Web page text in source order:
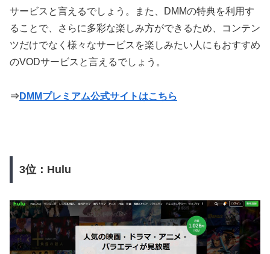
サービスと言えるでしょう。また、DMMの特典を利用す
ることで、さらに多彩な楽しみ方ができるため、コンテン
ツだけでなく様々なサービスを楽しみたい人にもおすすめ
のVODサービスと言えるでしょう。
⇒ DMMプレミアム公式サイトはこちら
3位：Hulu